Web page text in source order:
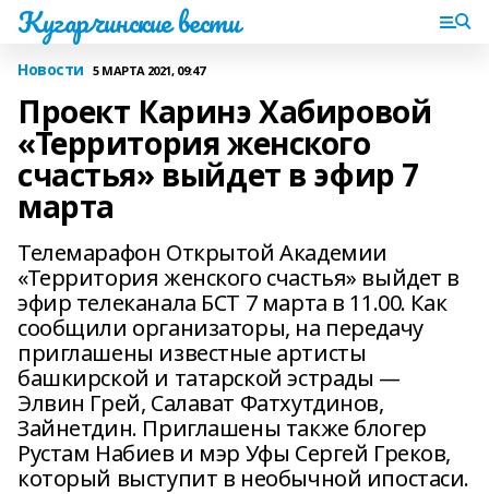
Кугарчинские вести
Новости 5 МАРТА 2021, 09:47
Проект Каринэ Хабировой
«Территория женского
счастья» выйдет в эфир 7
марта
Телемарафон Открытой Академии
«Территория женского счастья» выйдет в
эфир телеканала БСТ 7 марта в 11.00. Как
сообщили организаторы, на передачу
приглашены известные артисты
башкирской и татарской эстрады —
Элвин Грей, Салават Фатхутдинов,
Зайнетдин. Приглашены также блогер
Рустам Набиев и мэр Уфы Сергей Греков,
который выступит в необычной ипостаси.